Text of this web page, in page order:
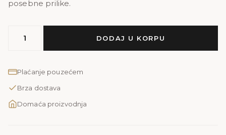
posebne prilike.
MINA
|
količina
DODAJ U KORPU
Plaćanje pouzećem
Brza dostava
Domaća proizvodnja